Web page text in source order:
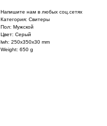
Напишите нам в любых соц.сетях
Категория: Свитеры
Пол: Мужской
Цвет: Серый
lwh: 250x350x30 mm
Weight: 650 g